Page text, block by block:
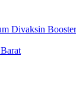
Divaksin